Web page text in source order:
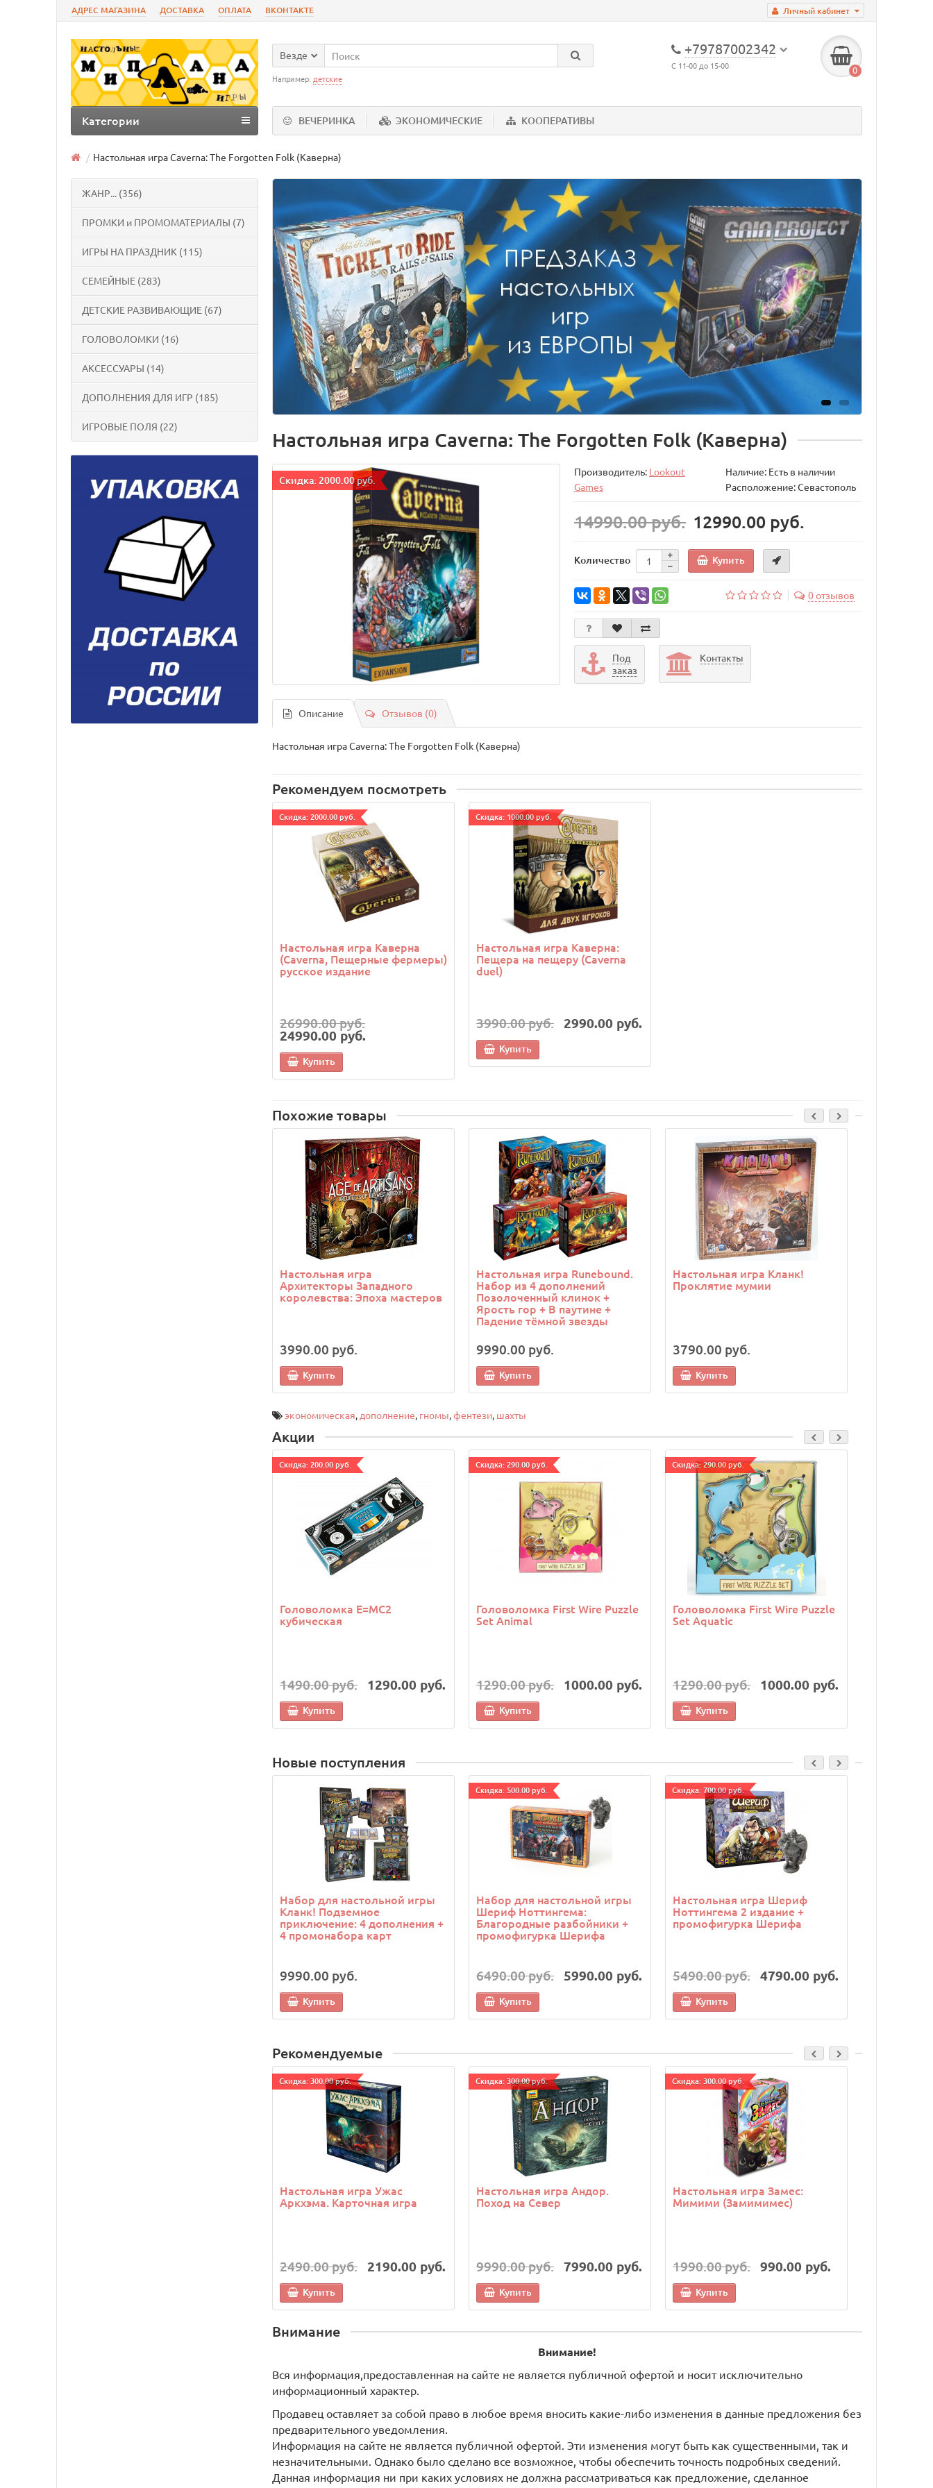
Личный кабинет
АДРЕС МАГАЗИНА ДОСТАВКА ОПЛАТА ВКОНТАКТЕ
+79787002342
С 11-00 до 15-00 0
Везде
Например: детские
ВЕЧЕРИНКА ЭКОНОМИЧЕСКИЕ КООПЕРАТИВЫ
Категории
Настольная игра Caverna: The Forgotten Folk (Каверна)
ЖАНР... (356)
ПРОМКИ и ПРОМОМАТЕРИАЛЫ (7)
ИГРЫ НА ПРАЗДНИК (115)
СЕМЕЙНЫЕ (283)
ДЕТСКИЕ РАЗВИВАЮЩИЕ (67)
ГОЛОВОЛОМКИ (16)
АКСЕССУАРЫ (14)
ДОПОЛНЕНИЯ ДЛЯ ИГР (185)
ИГРОВЫЕ ПОЛЯ (22)
Настольная игра Caverna: The Forgotten Folk (Каверна)
Cкидка: 2000.00 руб.
Производитель: Lookout
Games
Наличие: Есть в наличии
Расположение: Севастополь
14990.00 руб. 12990.00 руб.
Количество Купить
0 отзывов
Под
заказ
Контакты
Описание Отзывов (0)
Настольная игра Caverna: The Forgotten Folk (Каверна)
Рекомендуем посмотреть
Cкидка: 2000.00 руб.
Настольная игра Каверна
(Caverna, Пещерные фермеры)
русское издание
26990.00 руб.
24990.00 руб.
Купить
Cкидка: 1000.00 руб.
Настольная игра Каверна:
Пещера на пещеру (Caverna
duel)
3990.00 руб. 2990.00 руб.
Купить
Похожие товары
Настольная игра
Архитекторы Западного
королевства: Эпоха мастеров
3990.00 руб.
Купить
Настольная игра Runebound.
Набор из 4 дополнений
Позолоченный клинок +
Ярость гор + В паутине +
Падение тёмной звезды
9990.00 руб.
Купить
Настольная игра Кланк!
Проклятие мумии
3790.00 руб.
Купить
экономическая, дополнение, гномы,фентези, шахты
Акции
Cкидка: 200.00 руб.
Головоломка E=MC2
кубическая
1490.00 руб. 1290.00 руб.
Купить
Cкидка: 290.00 руб.
Головоломка First Wire Puzzle
Set Animal
1290.00 руб. 1000.00 руб.
Купить
Cкидка: 290.00 руб.
Головоломка First Wire Puzzle
Set Aquatic
1290.00 руб. 1000.00 руб.
Купить
Новые поступления
Набор для настольной игры
Кланк! Подземное
приключение: 4 дополнения +
4 промонабора карт
9990.00 руб.
Купить
Cкидка: 500.00 руб.
Набор для настольной игры
Шериф Ноттингема:
Благородные разбойники +
промофигурка Шерифа
6490.00 руб. 5990.00 руб.
Купить
Cкидка: 700.00 руб.
Настольная игра Шериф
Ноттингема 2 издание +
промофигурка Шерифа
5490.00 руб. 4790.00 руб.
Купить
Рекомендуемые
Cкидка: 300.00 руб.
Настольная игра Ужас
Аркхэма. Карточная игра
2490.00 руб. 2190.00 руб.
Купить
Cкидка: 300.00 руб.
Настольная игра Андор.
Поход на Север
9990.00 руб. 7990.00 руб.
Купить
Cкидка: 300.00 руб.
Настольная игра Замес:
Мимими (Замимимес)
1990.00 руб. 990.00 руб.
Купить
Внимание
Внимание!
Вся информация,предоставленная на сайте не является публичной офертой и носит исключительно
информационный характер.
Продавец оставляет за собой право в любое время вносить какие-либо изменения в данные предложения без
предварительного уведомления.
Информация на сайте не является публичной офертой. Эти изменения могут быть как существенными, так и
незначительными. Однако было сделано все возможное, чтобы обеспечить точность подробных сведений.
Данная информация ни при каких условиях не должна рассматриваться как предложение, сделанное